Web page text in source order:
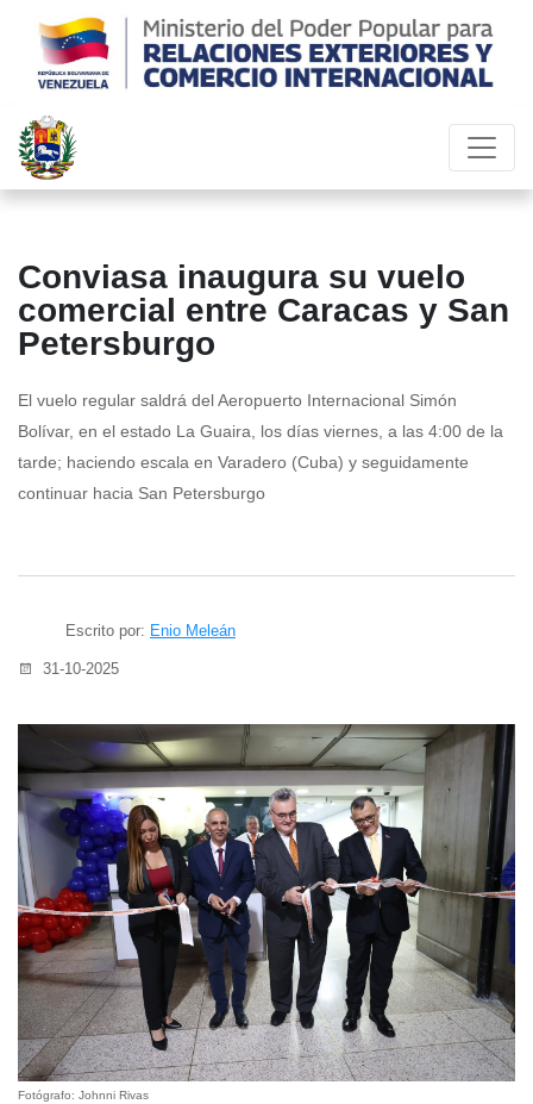
Conviasa inaugura su vuelo
comercial entre Caracas y San
Petersburgo
El vuelo regular saldrá del Aeropuerto Internacional Simón
Bolívar, en el estado La Guaira, los días viernes, a las 4:00 de la
tarde; haciendo escala en Varadero (Cuba) y seguidamente
continuar hacia San Petersburgo
Escrito por: Enio Meleán
31-10-2025
Fotógrafo: Johnni Rivas